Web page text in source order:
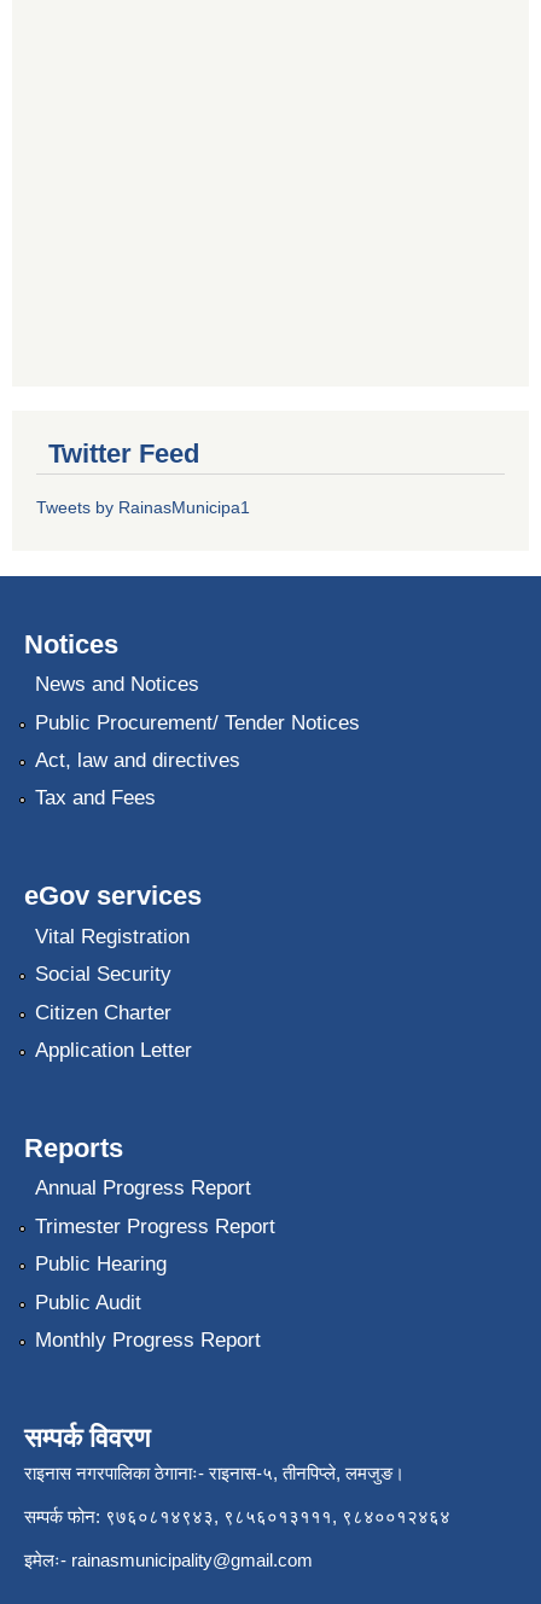
Twitter Feed
Tweets by RainasMunicipa1
Notices
News and Notices
Public Procurement/ Tender Notices
Act, law and directives
Tax and Fees
eGov services
Vital Registration
Social Security
Citizen Charter
Application Letter
Reports
Annual Progress Report
Trimester Progress Report
Public Hearing
Public Audit
Monthly Progress Report
सम्पर्क विवरण
राइनास नगरपालिका ठेगानाः- राइनास-५, तीनपिप्ले, लमजुङ।
सम्पर्क फोन: ९७६०८१४९४३, ९८५६०१३१११, ९८४००१२४६४
इमेलः- rainasmunicipality@gmail.com